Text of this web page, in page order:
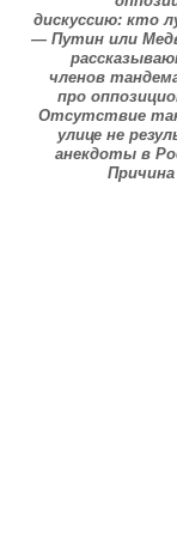
дискуссию: кто
— Путин или
членов
про
Отсутствие
улице не
анекдоты в
Причина